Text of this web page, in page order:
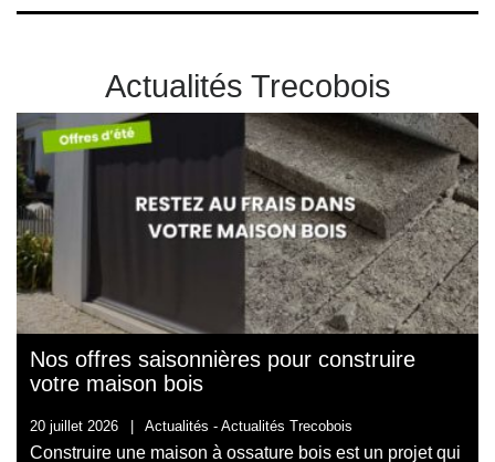
Actualités Trecobois
Nos offres saisonnières pour construire
votre maison bois
20 juillet 2026 | Actualités - Actualités Trecobois
Construire une maison à ossature bois est un projet qui